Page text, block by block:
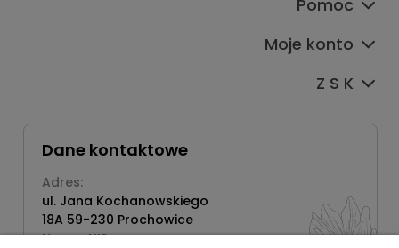
Pomoc
Moje konto
Z S K
Dane kontaktowe
Adres:
ul. Jana Kochanowskiego
18A 59-230 Prochowice
Numer NIP: